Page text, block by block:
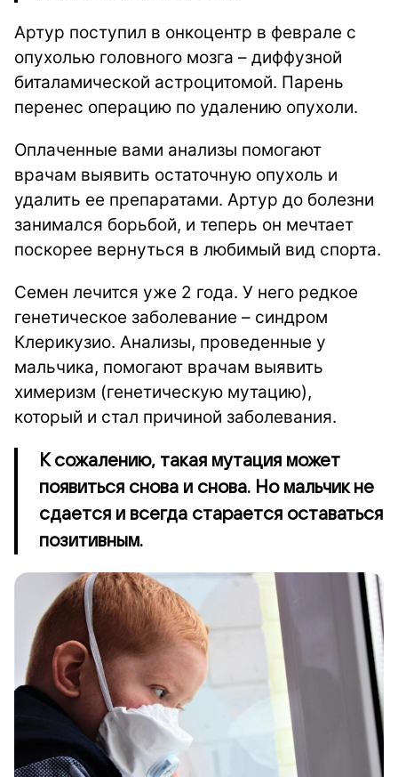
Артур поступил в онкоцентр в феврале с
опухолью головного мозга – диффузной
биталамической астроцитомой. Парень
перенес операцию по удалению опухоли.
Оплаченные вами анализы помогают
врачам выявить остаточную опухоль и
удалить ее препаратами. Артур до болезни
занимался борьбой, и теперь он мечтает
поскорее вернуться в любимый вид спорта.
Семен лечится уже 2 года. У него редкое
генетическое заболевание – синдром
Клерикузио. Анализы, проведенные у
мальчика, помогают врачам выявить
химеризм (генетическую мутацию),
который и стал причиной заболевания.
К сожалению, такая мутация может
появиться снова и снова. Но мальчик не
сдается и всегда старается оставаться
позитивным.